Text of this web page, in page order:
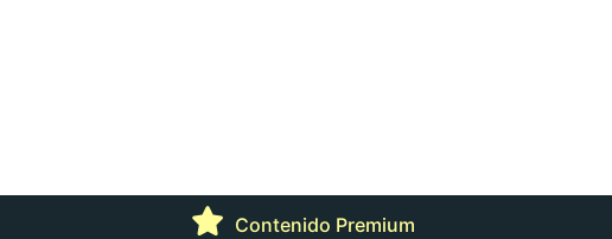
Contenido Premium